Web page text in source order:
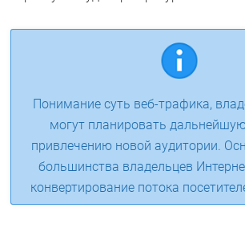
Понимание суть веб-трафика,
могут планировать
привлечению новой аудитории.
большинства владельцев
конвертирование потока